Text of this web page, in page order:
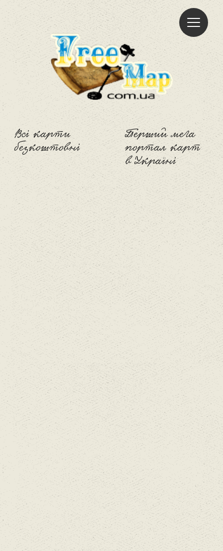
Всі карти
безкоштовні
Freemap
Перший мега
портал карт
в Україні